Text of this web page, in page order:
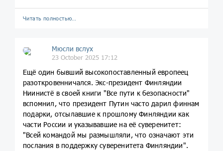
Читать полностью…
Мюсли вслух
23 October 2025 17:12
Ещё один бывший высокопоставленный европеец
разоткровенничался. Экс-президент Финляндии
Ниинистё в своей книги "Все пути к безопасности"
вспомнил, что президент Путин часто дарил финнам
подарки, отсылавшие к прошлому Финляндии как
части России и указывавшие на её суверенитет:
"Всей командой мы размышляли, что означают эти
послания в поддержку суверенитета Финляндии".